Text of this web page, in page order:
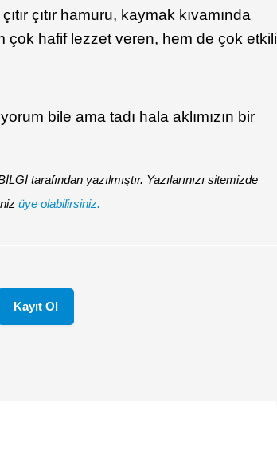
çıtır hamuru, kaymak kıvamında
çok hafif lezzet veren, hem de çok etkili
bile ama tadı hala aklımızın bir
tarafından yazılmıştır. Yazılarınızı sitemizde
üye olabilirsiniz.
Kayıt Ol